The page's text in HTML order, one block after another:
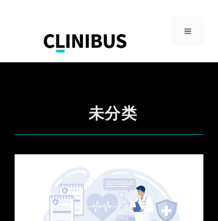
MENU
未分类